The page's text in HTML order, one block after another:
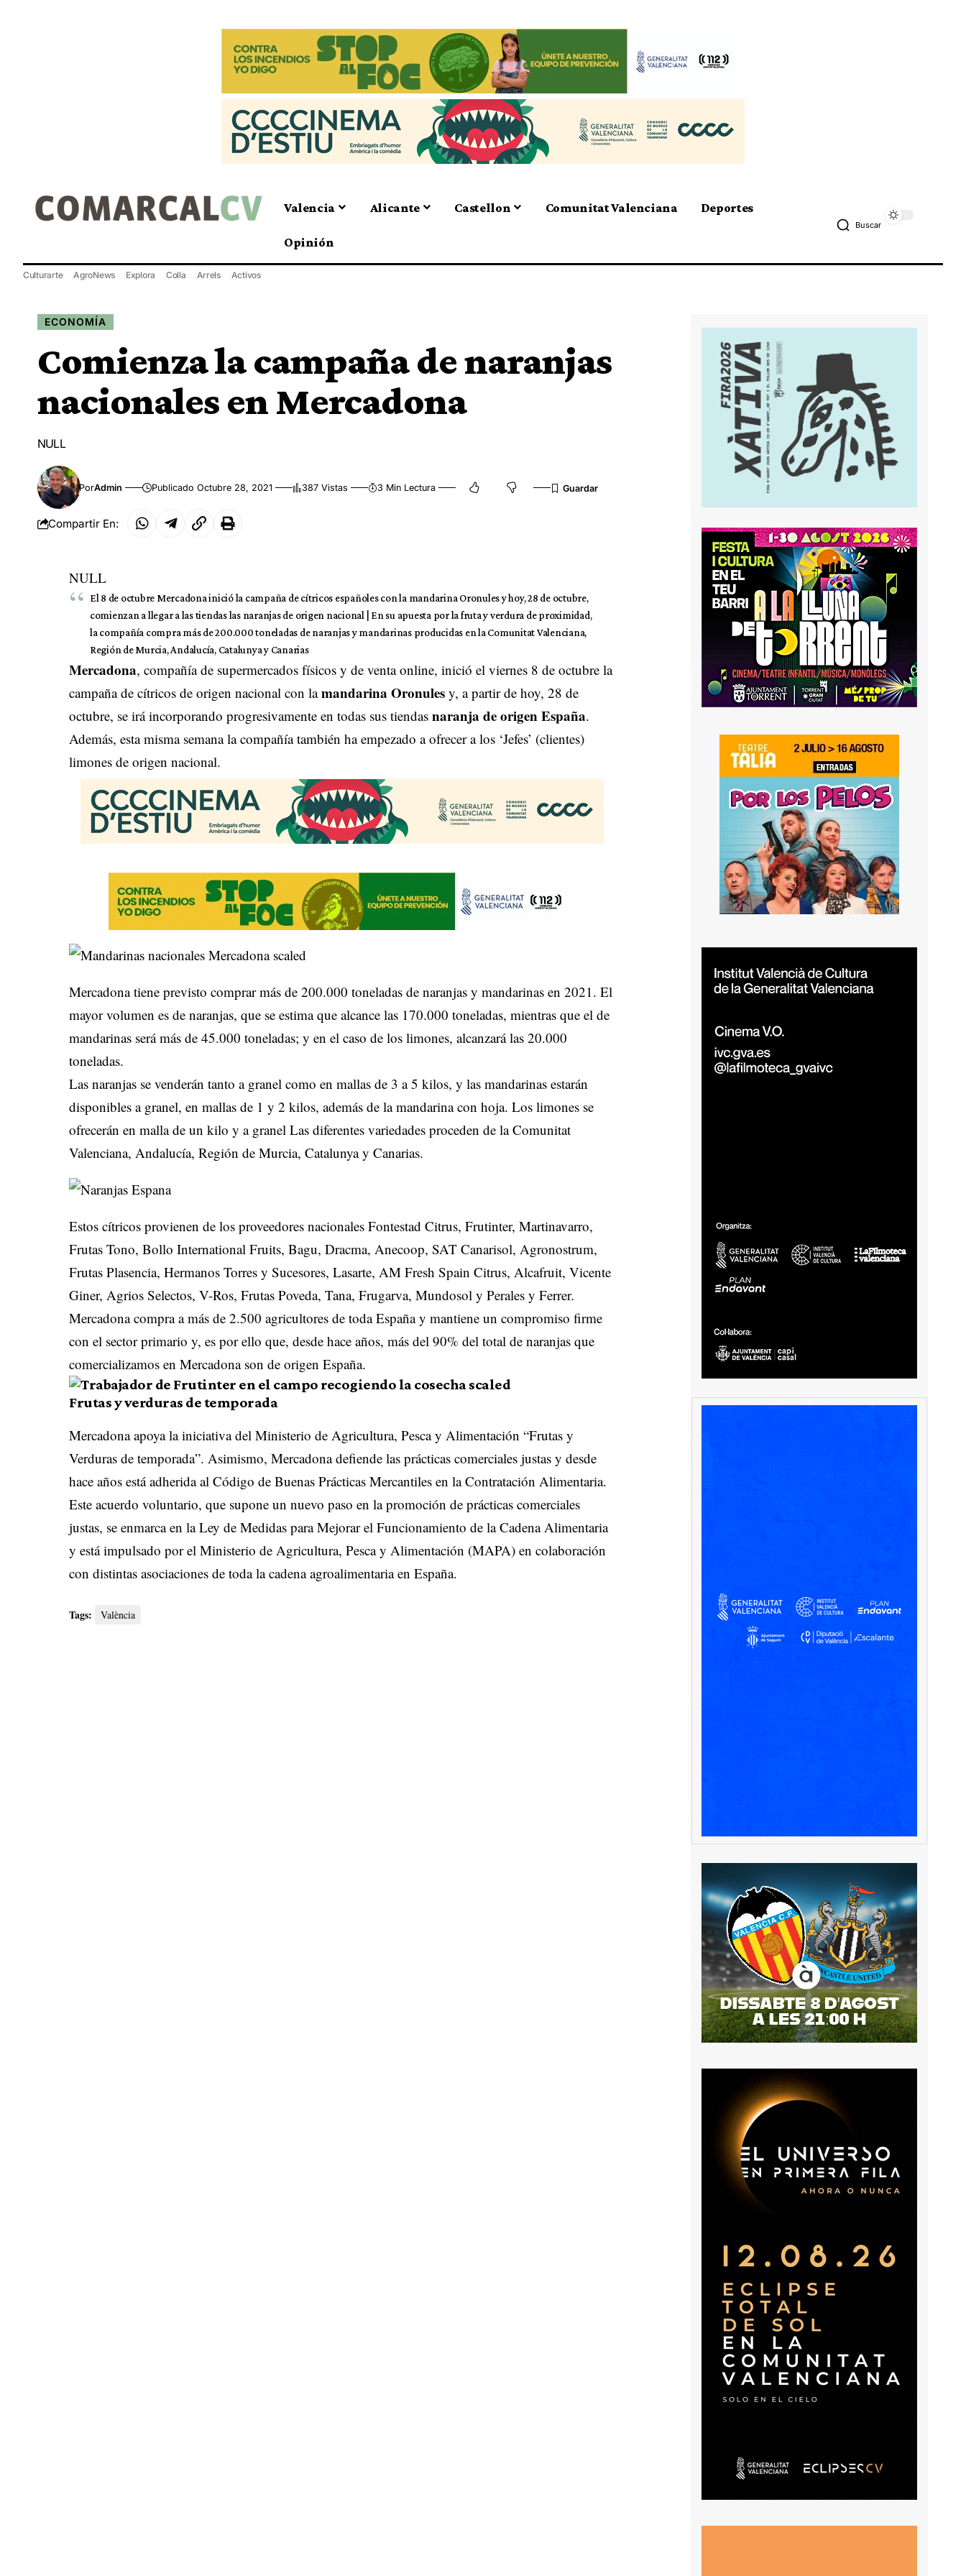
Valencia Alicante Castellon Comunitat Valenciana Deportes
Opinión
Buscar
Culturarte AgroNews Explora Colla Arrels Activos
ECONOMÍA
Comienza la campaña de naranjas
nacionales en Mercadona
NULL
PorAdmin Publicado Octubre 28, 2021 387 Vistas 3 Min Lectura
Compartir En:
NULL
El 8 de octubre Mercadona inició la campaña de cítricos españoles con la mandarina Oronules y hoy, 28 de octubre,
comienzan a llegar a las tiendas las naranjas de origen nacional | En su apuesta por la fruta y verdura de proximidad,
la compañía compra más de 200.000 toneladas de naranjas y mandarinas producidas en la Comunitat Valenciana,
Región de Murcia, Andalucía, Catalunya y Canarias
Mercadona, compañía de supermercados físicos y de venta online, inició el viernes 8 de octubre la
campaña de cítricos de origen nacional con lamandarina Oronules y, a partir de hoy, 28 de
octubre, se irá incorporando progresivamente en todas sus tiendasnaranja de origen España.
Además, esta misma semana la compañía también ha empezado a ofrecer a los ‘Jefes’ (clientes)
limones de origen nacional.
Mercadona tiene previsto comprar más de 200.000 toneladas de naranjas y mandarinas en 2021. El
mayor volumen es de naranjas, que se estima que alcance las 170.000 toneladas, mientras que el de
mandarinas será más de 45.000 toneladas; y en el caso de los limones, alcanzará las 20.000
toneladas.
Las naranjas se venderán tanto a granel como en mallas de 3 a 5 kilos, y las mandarinas estarán
disponibles a granel, en mallas de 1 y 2 kilos, además de la mandarina con hoja. Los limones se
ofrecerán en malla de un kilo y a granel Las diferentes variedades proceden de la Comunitat
Valenciana, Andalucía, Región de Murcia, Catalunya y Canarias.
Estos cítricos provienen de los proveedores nacionales Fontestad Citrus, Frutinter, Martinavarro,
Frutas Tono, Bollo International Fruits, Bagu, Dracma, Anecoop, SAT Canarisol, Agronostrum,
Frutas Plasencia, Hermanos Torres y Sucesores, Lasarte, AM Fresh Spain Citrus, Alcafruit, Vicente
Giner, Agrios Selectos, V-Ros, Frutas Poveda, Tana, Frugarva, Mundosol y Perales y Ferrer.
Mercadona compra a más de 2.500 agricultores de toda España y mantiene un compromiso firme
con el sector primario y, es por ello que, desde hace años, más del 90% del total de naranjas que
comercializamos en Mercadona son de origen España.
Frutas y verduras de temporada
Mercadona apoya la iniciativa del Ministerio de Agricultura, Pesca y Alimentación “Frutas y
Verduras de temporada”. Asimismo, Mercadona defiende las prácticas comerciales justas y desde
hace años está adherida al Código de Buenas Prácticas Mercantiles en la Contratación Alimentaria.
Este acuerdo voluntario, que supone un nuevo paso en la promoción de prácticas comerciales
justas, se enmarca en la Ley de Medidas para Mejorar el Funcionamiento de la Cadena Alimentaria
y está impulsado por el Ministerio de Agricultura, Pesca y Alimentación (MAPA) en colaboración
con distintas asociaciones de toda la cadena agroalimentaria en España.
Tags: València